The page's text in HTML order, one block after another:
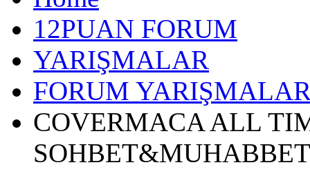
12PUAN FORUM
YARIŞMALAR
FORUM
COVERMACA ALL
SOHBET&MUHABBET